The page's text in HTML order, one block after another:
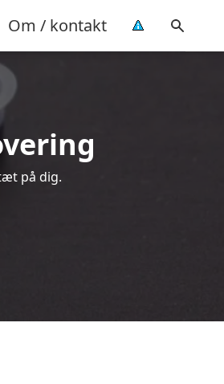
Om / kontakt
på dig.